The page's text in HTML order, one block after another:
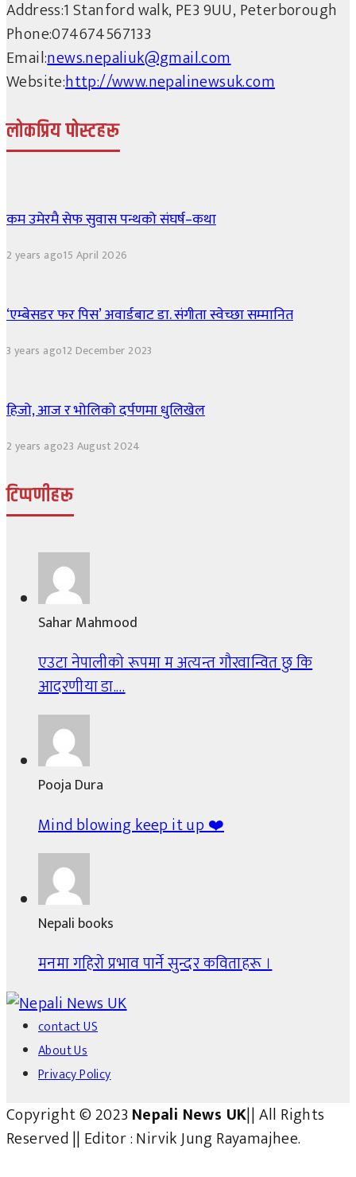
Address:1 Stanford walk, PE3 9UU, Peterborough
Phone:074674567133
Email:news.nepaliuk@gmail.com
Website:http://www.nepalinewsuk.com
लोकप्रिय पोस्टहरू
कम उमेरमै सेफ सुवास पन्थको संघर्ष–कथा
2 years ago15 April 2026
‘एम्बेसडर फर पिस’ अवार्डबाट डा. संगीता स्वेच्छा सम्मानित
3 years ago12 December 2023
हिजो, आज र भोलिको दर्पणमा धुलिखेल
2 years ago23 August 2024
टिप्पणीहरू
Sahar Mahmood
एउटा नेपालीको रूपमा म अत्यन्त गौरवान्वित छु कि
आदरणीया डा.…
Pooja Dura
Mind blowing keep it up ❤️
Nepali books
मनमा गहिरो प्रभाव पार्ने सुन्दर कविताहरू ।
contact US
About Us
Privacy Policy
Copyright © 2023Nepali News UK|| All Rights
Reserved || Editor : Nirvik Jung Rayamajhee.